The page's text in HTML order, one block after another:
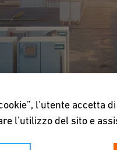
l'utente accetta
l'utilizzo del sito e